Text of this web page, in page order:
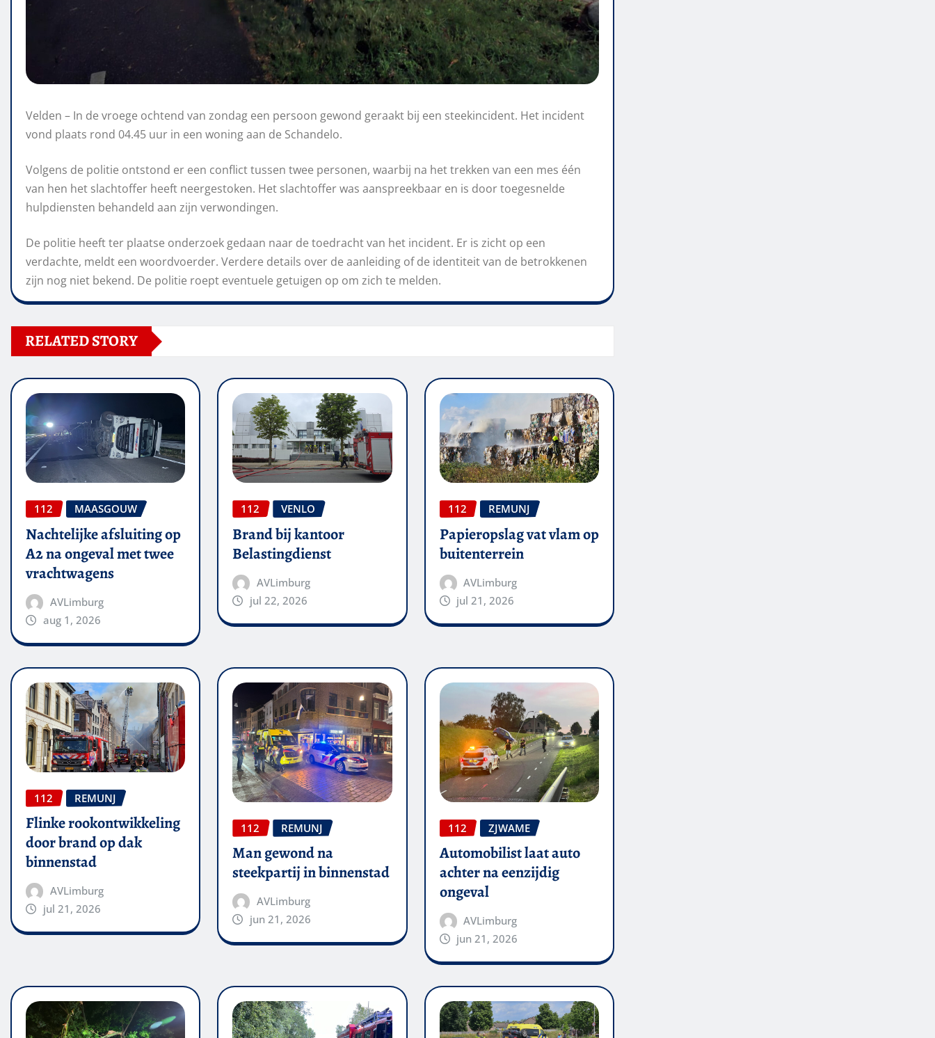
Velden – In de vroege ochtend van zondag een persoon gewond geraakt bij een steekincident. Het incident
vond plaats rond 04.45 uur in een woning aan de Schandelo.
Volgens de politie ontstond er een conflict tussen twee personen, waarbij na het trekken van een mes één
van hen het slachtoffer heeft neergestoken. Het slachtoffer was aanspreekbaar en is door toegesnelde
hulpdiensten behandeld aan zijn verwondingen.
De politie heeft ter plaatse onderzoek gedaan naar de toedracht van het incident. Er is zicht op een
verdachte, meldt een woordvoerder. Verdere details over de aanleiding of de identiteit van de betrokkenen
zijn nog niet bekend. De politie roept eventuele getuigen op om zich te melden.
RELATED STORY
112 MAASGOUW
Nachtelijke afsluiting op
A2 na ongeval met twee
vrachtwagens
AVLimburg
aug 1, 2026
112 VENLO
Brand bij kantoor
Belastingdienst
AVLimburg
jul 22, 2026
112 REMUNJ
Papieropslag vat vlam op
buitenterrein
AVLimburg
jul 21, 2026
112 REMUNJ
Flinke rookontwikkeling
door brand op dak
binnenstad
AVLimburg
jul 21, 2026
112 REMUNJ
Man gewond na
steekpartij in binnenstad
AVLimburg
jun 21, 2026
112 ZJWAME
Automobilist laat auto
achter na eenzijdig
ongeval
AVLimburg
jun 21, 2026